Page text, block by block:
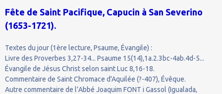
Fête de Saint Pacifique, Capucin à San Severino
(1653-1721).
Textes du jour (1ère lecture, Psaume, Évangile) :
Livre des Proverbes 3,27-34... Psaume 15(14),1a.2.3bc-4ab.4d-5...
Évangile de Jésus Christ selon saint Luc 8,16-18.
Commentaire de Saint Chromace d'Aquilée (?-407), Évêque.
Autre commentaire de l’Abbé Joaquim FONT i Gassol (Igualada,